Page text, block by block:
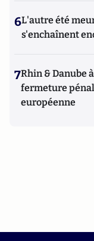
6L'autre été
s'enchaînent
7Rhin & Danube
fermeture
européenne